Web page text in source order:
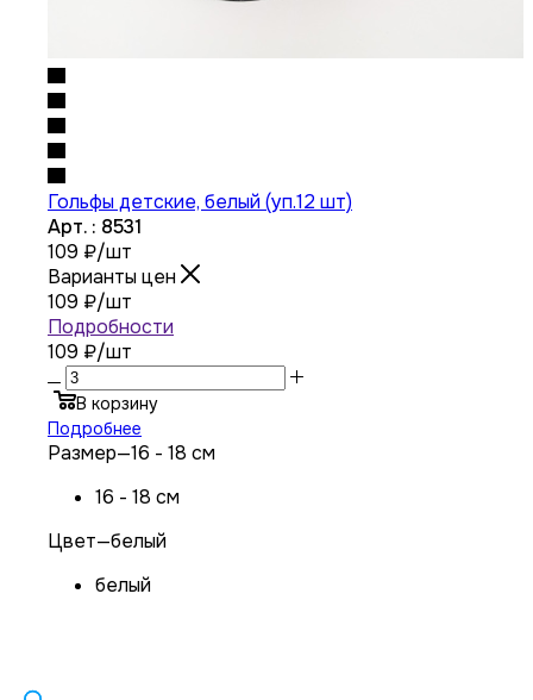
Гольфы детские, белый (уп.12 шт)
Арт. : 8531
109 ₽/шт
Варианты цен
109 ₽/шт
Подробности
109 ₽/шт
В корзину
Подробнее
Размер—16 - 18 см
16 - 18 см
Цвет—белый
белый